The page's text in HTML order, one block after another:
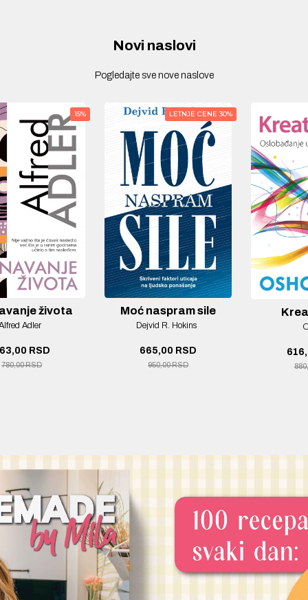
Novi naslovi
Pogledajte sve nove naslove
LETNJE CENE 30%
sile
R. Hokins
RSD
950,00 RSD
LETNJE CENE 30%
Kreativnost
Osho
616,00 RSD
880,00 RSD
Plan za